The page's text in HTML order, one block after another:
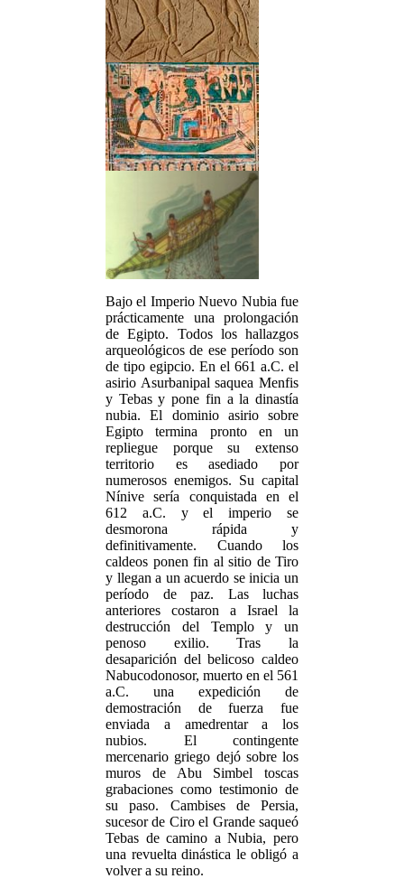
Bajo el Imperio Nuevo Nubia fue
prácticamente una prolongación
de Egipto. Todos los hallazgos
arqueológicos de ese período son
de tipo egipcio. En el 661 a.C. el
asirio Asurbanipal saquea Menfis
y Tebas y pone fin a la dinastía
nubia. El dominio asirio sobre
Egipto termina pronto en un
repliegue porque su extenso
territorio es asediado por
numerosos enemigos. Su capital
Nínive sería conquistada en el
612 a.C. y el imperio se
desmorona rápida y
definitivamente. Cuando los
caldeos ponen fin al sitio de Tiro
y llegan a un acuerdo se inicia un
período de paz. Las luchas
anteriores costaron a Israel la
destrucción del Templo y un
penoso exilio. Tras la
desaparición del belicoso caldeo
Nabucodonosor, muerto en el 561
a.C. una expedición de
demostración de fuerza fue
enviada a amedrentar a los
nubios. El contingente
mercenario griego dejó sobre los
muros de Abu Simbel toscas
grabaciones como testimonio de
su paso. Cambises de Persia,
sucesor de Ciro el Grande saqueó
Tebas de camino a Nubia, pero
una revuelta dinástica le obligó a
volver a su reino.